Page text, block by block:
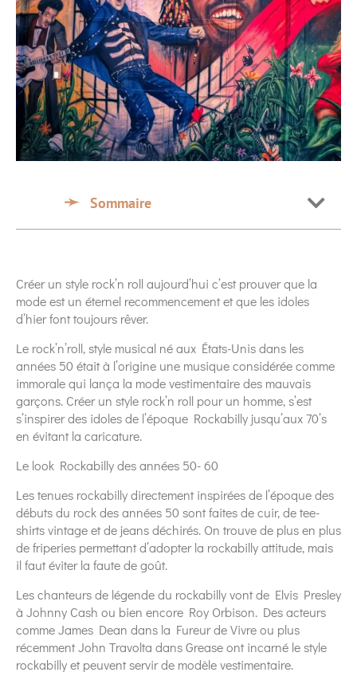
Sommaire
Créer un style rock’n roll aujourd’hui c’est prouver que la
mode est un éternel recommencement et que les idoles
d’hier font toujours rêver.
Le rock’n’roll, style musical né aux États-Unis dans les
années 50 était à l’origine une musique considérée comme
immorale qui lança la mode vestimentaire des mauvais
garçons. Créer un style rock’n roll pour un homme, s’est
s’inspirer des idoles de l’époque Rockabilly jusqu’aux 70’s
en évitant la caricature.
Le look Rockabilly des années 50- 60
Les tenues rockabilly directement inspirées de l’époque des
débuts du rock des années 50 sont faites de cuir, de tee-
shirts vintage et de jeans déchirés. On trouve de plus en plus
de friperies permettant d’adopter la rockabilly attitude, mais
il faut éviter la faute de goût.
Les chanteurs de légende du rockabilly vont de Elvis Presley
à Johnny Cash ou bien encore Roy Orbison. Des acteurs
comme James Dean dans la Fureur de Vivre ou plus
récemment John Travolta dans Grease ont incarné le style
rockabilly et peuvent servir de modèle vestimentaire.